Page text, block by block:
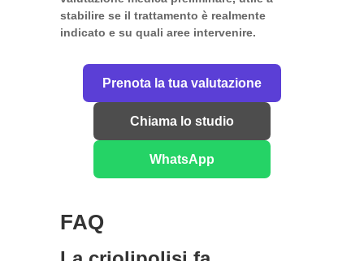
stabilire se il trattamento è realmente
indicato e su quali aree intervenire.
Prenota la tua valutazione
Chiama lo studio
WhatsApp
FAQ